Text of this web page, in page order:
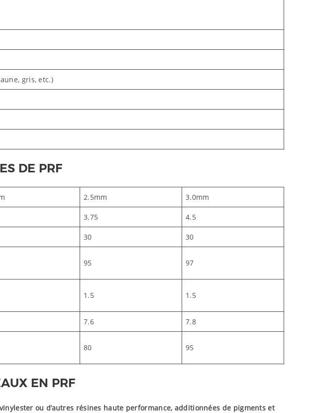
gris, etc.)
DE PRF
2.5mm 3.0mm
3.75 4.5
30 30
95 97
1.5 1.5
7.6 7.8
80 95
EN PRF
ou d’autres résines haute performance, additionnées de pigments et